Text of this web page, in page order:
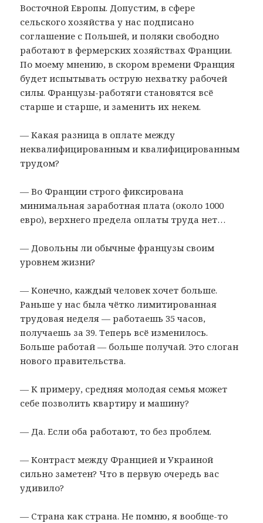
Восточной Европы. Допустим, в сфере
сельского хозяйства у нас подписано
соглашение с Польшей, и поляки свободно
работают в фермерских хозяйствах Франции.
По моему мнению, в скором времени Франция
будет испытывать острую нехватку рабочей
силы. Французы-работяги становятся всё
старше и старше, и заменить их некем.
— Какая разница в оплате между
неквалифицированным и квалифицированным
трудом?
— Во Франции строго фиксирована
минимальная заработная плата (около 1000
евро), верхнего предела оплаты труда нет…
— Довольны ли обычные французы своим
уровнем жизни?
— Конечно, каждый человек хочет больше.
Раньше у нас была чётко лимитированная
трудовая неделя — работаешь 35 часов,
получаешь за 39. Теперь всё изменилось.
Больше работай — больше получай. Это слоган
нового правительства.
— К примеру, средняя молодая семья может
себе позволить квартиру и машину?
— Да. Если оба работают, то без проблем.
— Контраст между Францией и Украиной
сильно заметен? Что в первую очередь вас
удивило?
— Страна как страна. Не помню, я вообще-то